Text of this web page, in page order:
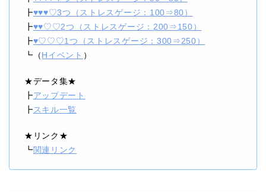
┣♥♥♥♡3つ（ストレスゲージ：100⇒80）
┣♥♥♡♡2つ（ストレスゲージ：200⇒150）
┣♥♡♡♡1つ（ストレスゲージ：300⇒250）
┗（ Hイベント ）
★データ集★
┣アップデート
┣ スキル一覧
★リンク★
┗関連リンク